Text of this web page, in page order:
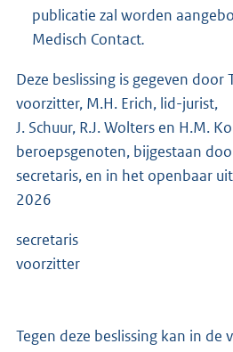
publicatie zal worden
Medisch Contact.
Deze beslissing is gegeven door
voorzitter, M.H. Erich, lid-jurist,
J. Schuur, R.J. Wolters en H.M.
beroepsgenoten, bijgestaan
secretaris, en in het openbaar
2026
voorzitter
Tegen deze beslissing kan in de